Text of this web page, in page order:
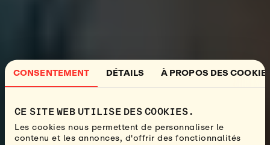
CONSENTEMENT DÉTAILS À PROPOS DES
CE SITE WEB UTILISE DES COOKIES.
Les cookies nous permettent de personnaliser le
contenu et les annonces, d'offrir des fonctionnalités